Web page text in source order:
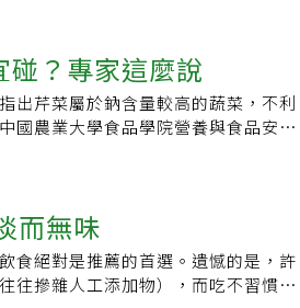
放約1個月。4.已經切過的洋蔥，就
源】．臉書粉絲專頁《鮮享農YA -
製辣椒醬．香菜》香菜保鮮法 一把
九層塔很快就發黑？ 內行人曝「保
芹菜最營養的部份竟是這裡，平常都
或說明。 您不應將此信息用於任何
療的處方。在更改或停止任何當前藥
充計劃之前，或者如果您有或懷疑您
人士。」所以，人家「醫療靈媒」這
型的醫療人員，而他所提供的資訊也
with a viral Instagram
治愈”的大問題）。其中的一段
解癌症和糖尿病等疾病。」，而另一
學家，他告訴 BBC，《醫療靈媒》
手術者等，建議暫時避免含有芹菜
或食用上更需特別留意份量，以避免
養血管、增強免疫力！營養師教２保
道消化及改善便祕，但不建議單獨
共用。肉桂：糖尿病期刊研究顯示，
酸甘油脂、低密度膽固醇及總膽固
素的功能，並能延緩胃排空，讓血糖
籽具抗發炎作用，用於改善關節炎、
的香藥草，如果牙齦發炎，可以將丁
化、噁心、反胃有幫助。迷迭香：
能促進顱內血流，所以近年還有研究
防止記憶減退、嗅覺退化、視力衰退
當食用，以補充營養；例如，烹調前
將少量芹菜葉切碎煎蛋、或放入湯中
：健談專家諮詢：高雄市立鳳山醫院
權刊登，原文刊載於此
一區的，標誌著不同班別的種植成
幾口，主任打趣說，「沒想到連這裡
哈哈大笑。老師徵求大家的同意，
來的我，「這位阿姨一定沒吃過小朋
炫耀這是小朋友的愛心呢！鐘聲響
吃。」那表情像是非要不可似的，
蔔，竟深深向我鞠個躬說，「我要
小朋友，留我楞在原地。後來我很
跟阿嬤相依為命，這條白蘿蔔應該就
？專家這麼說
出芹菜屬於鈉含量較高的蔬菜，不利
國農業大學食品學院營養與食品安全
知道了，只有非常淡的鹹味，比日
很多人料理芹菜時，再和做其他菜一
。即便是菠菜，本身鈉含量非常非常
制血壓。結論就是，需要控血壓的人
或乾脆不放鹽。芹菜莖每100克含鈉是
而無味
食絕對是推薦的首選。遺憾的是，許
往摻雜人工添加物），而吃不習慣。